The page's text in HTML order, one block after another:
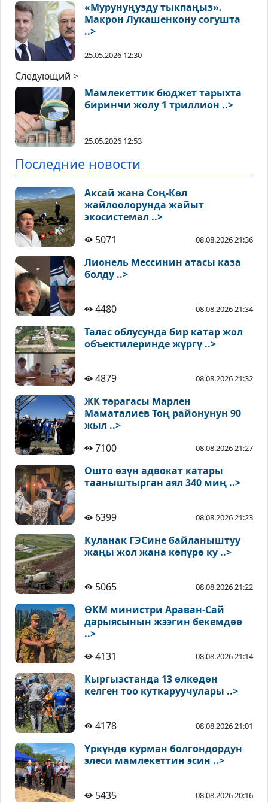
«Мурунуңузду тыкпаңыз».
Макрон Лукашенкону согушта
..>
25.05.2026 12:30
Следующий >
Мамлекеттик бюджет тарыхта
биринчи жолу 1 триллион ..>
25.05.2026 12:53
Последние новости
Аксай жана Соң-Көл
жайлоолорунда жайыт
экосистемал ..>
5071
08.08.2026 21:36
Лионель Мессинин атасы каза
болду ..>
4480 08.08.2026 21:34
Талас облусунда бир катар жол
объектилеринде жүргү ..>
4879 08.08.2026 21:32
ЖК төрагасы Марлен
Маматалиев Тоң районунун 90
жыл ..>
7100
08.08.2026 21:27
Ошто өзүн адвокат катары
тааныштырган аял 340 миң ..>
6399 08.08.2026 21:23
Куланак ГЭСине байланыштуу
жаңы жол жана көпүрө ку ..>
5065 08.08.2026 21:22
ӨКМ министри Араван-Сай
дарыясынын жээгин бекемдөө
..>
4131
08.08.2026 21:14
Кыргызстанда 13 өлкөдөн
келген тоо куткаруучулары ..>
4178 08.08.2026 21:01
Үркүндө курман болгондордун
элеси мамлекеттин эсин ..>
5435 08.08.2026 20:16